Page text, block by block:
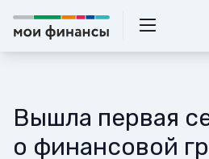
Вышла первая
о финансовой